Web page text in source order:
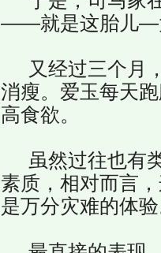
——就是这胎儿
又经过三个月
消瘦。爱玉每天
高食欲。
虽然过往也有
素质，相对而言
是万分灾难的体